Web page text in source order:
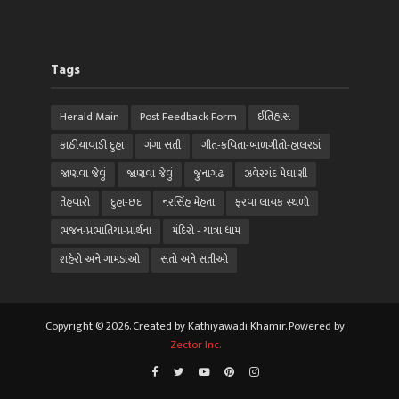
Tags
Herald Main Post Feedback Form
ઈતિહાસ
કાઠીયાવાડી દુહા
ગંગા સતી
ગીત-કવિતા-બાળગીતો-હાલરડાં
જાણવા જેવું
જાણવા જેવું જુનાગઢ
ઝવેરચંદ મેઘાણી
તેહવારો
દુહા-છંદ નરસિંહ મેહતા
ફરવા લાયક સ્થળો
ભજન-પ્રભાતિયા-પ્રાર્થના
મંદિરો - યાત્રા ધામ
શહેરો અને ગામડાઓ
સંતો અને સતીઓ
Copyright © 2026. Created by Kathiyawadi Khamir. Powered by
Zector Inc.